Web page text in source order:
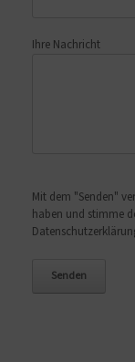
Ihre Nachricht
Mit dem "Senden"
haben und stimme